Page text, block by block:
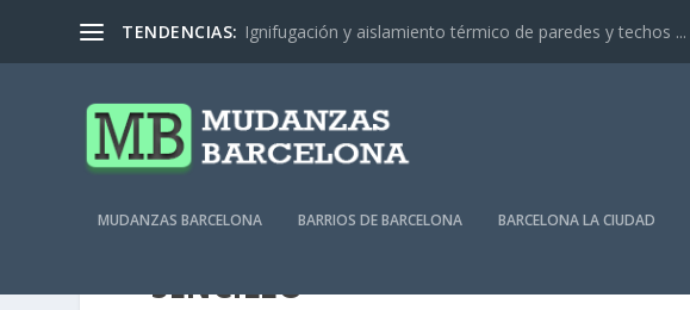
TENDENCIAS: Ignifugación y aislamiento térmico de paredes y techos ...
MUDANZAS BARCELONA BARRIOS DE BARCELONA BARCELONA LA CIUDAD
SENCILLO